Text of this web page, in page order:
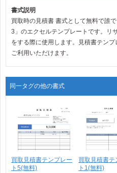
書式説明
買取時の見積書 書式として無料で誰
3」のエクセルテンプレートです。リ
をする際に使用します。見積書テンプ
ご利用いただけます。
同一タグの他の書式
買取見積書テンプレー
ト5(無料)
買取見積書テ
ト1(無料)